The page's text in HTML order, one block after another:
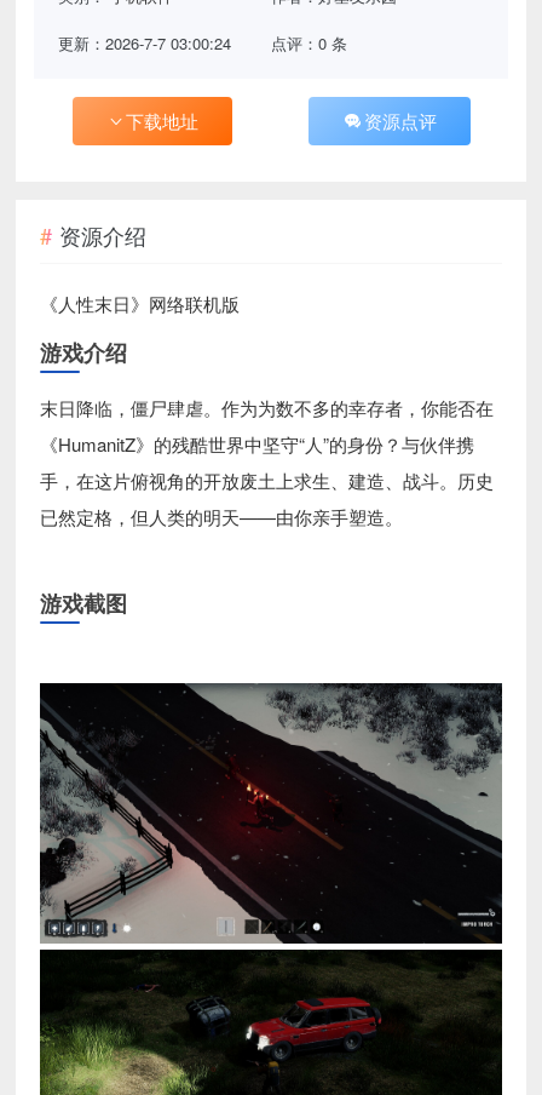
更新：2026-7-7 03:00:24 点评：0 条
下载地址 资源点评
资源介绍
《人性末日》网络联机版
游戏介绍
末日降临，僵尸肆虐。作为为数不多的幸存者，你能否在
《HumanitZ》的残酷世界中坚守“人”的身份？与伙伴携
手，在这片俯视角的开放废土上求生、建造、战斗。历史
已然定格，但人类的明天——由你亲手塑造。
游戏截图